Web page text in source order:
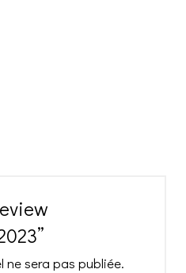
ne sera pas publiée.